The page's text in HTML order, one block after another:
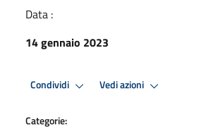
Data :
14 gennaio 2023
Condividi Vedi azioni
Categorie: